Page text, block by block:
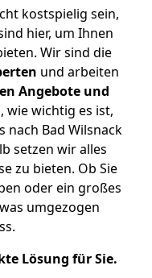
kostspielig sein,
hier, um Ihnen
Wir sind die
und arbeiten
Angebote und
wie wichtig es ist,
nach Bad Wilsnack
setzen wir alles
zu bieten. Ob Sie
oder ein großes
umgezogen
Lösung für Sie.